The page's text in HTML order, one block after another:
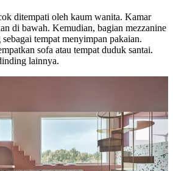
ditempati oleh kaum wanita. Kamar
di bawah. Kemudian, bagian mezzanine
tempat menyimpan pakaian.
sofa atau tempat duduk santai.
lainnya.